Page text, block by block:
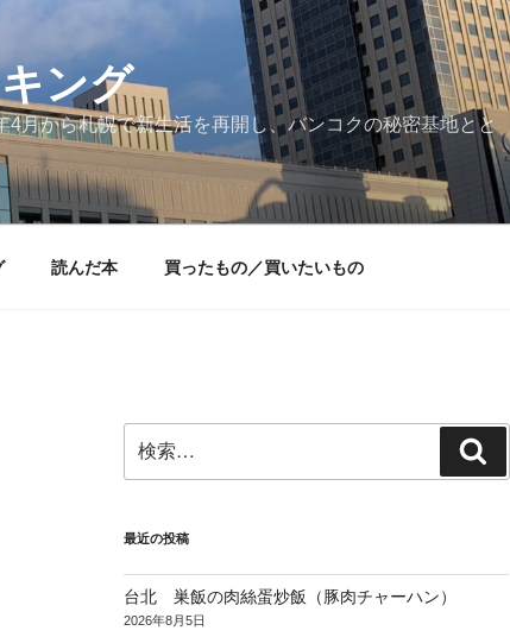
ング
月から札幌で新生活を再開し、バンコクの秘密基地とと
読んだ本 買ったもの／買いたいもの
索:
索
最近の投稿
台北 巣飯の肉絲蛋炒飯（豚肉チャーハン）
2026年8月5日